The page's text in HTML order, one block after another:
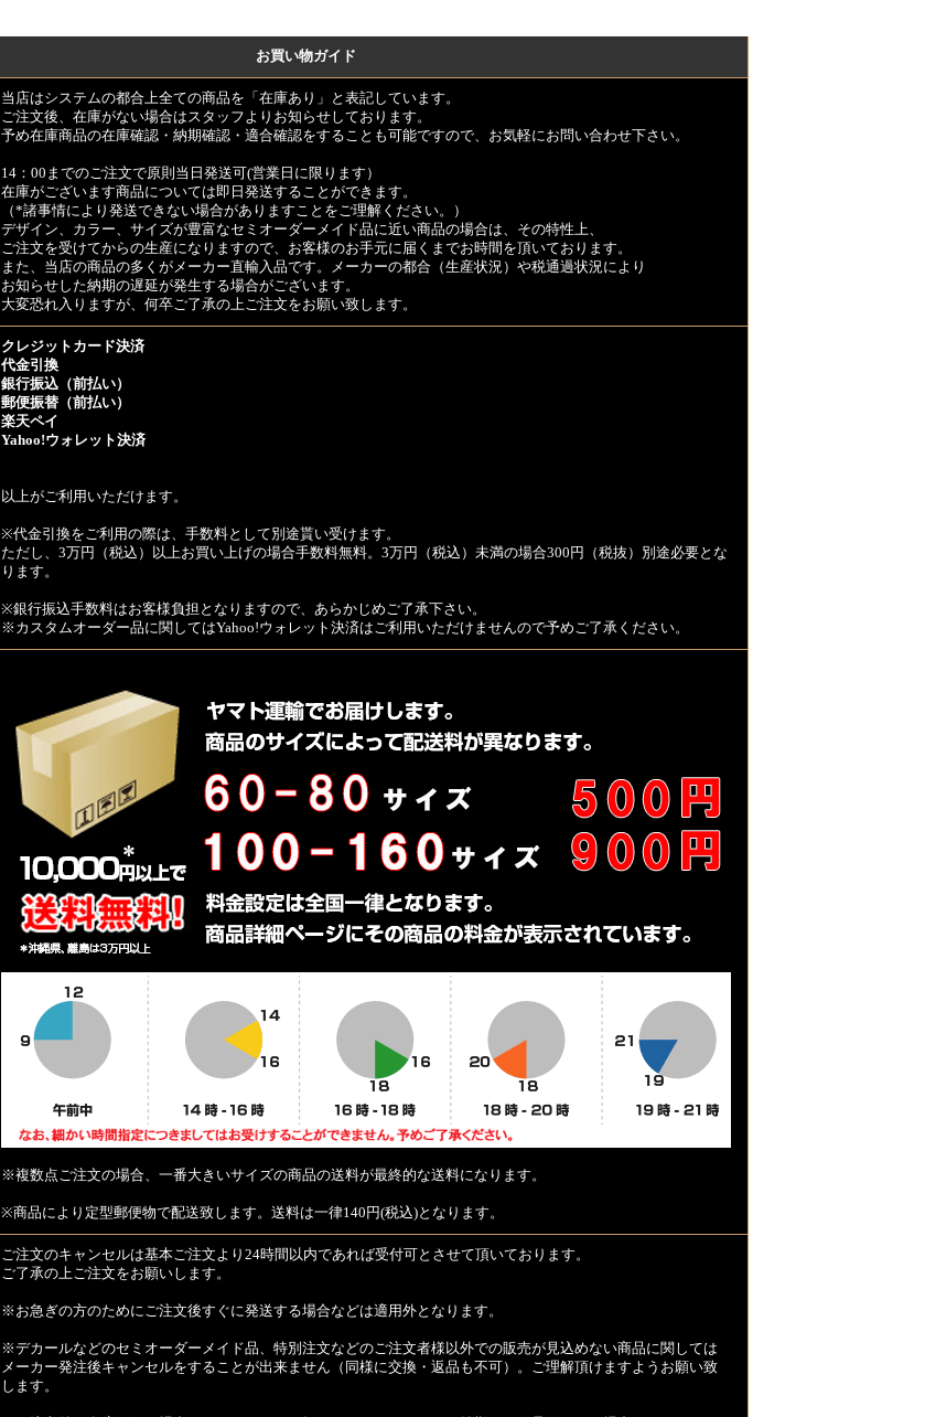
お買い物ガイド
当店はシステムの都合上全ての商品を「在庫あり」と表記しています。
ご注文後、在庫がない場合はスタッフよりお知らせしております。
予め在庫商品の在庫確認・納期確認・適合確認をすることも可能ですので、お気軽にお問い合わせ下さい。
14：00までのご注文で原則当日発送可(営業日に限ります）
在庫がございます商品については即日発送することができます。
（*諸事情により発送できない場合がありますことをご理解ください。）
デザイン、カラー、サイズが豊富なセミオーダーメイド品に近い商品の場合は、その特性上、
ご注文を受けてからの生産になりますので、お客様のお手元に届くまでお時間を頂いております。
また、当店の商品の多くがメーカー直輸入品です。メーカーの都合（生産状況）や税通過状況により
お知らせした納期の遅延が発生する場合がございます。
大変恐れ入りますが、何卒ご了承の上ご注文をお願い致します。
クレジットカード決済
代金引換
銀行振込（前払い）
郵便振替（前払い）
楽天ペイ
Yahoo!ウォレット決済
以上がご利用いただけます。
※代金引換をご利用の際は、手数料として別途貰い受けます。
ただし、3万円（税込）以上お買い上げの場合手数料無料。3万円（税込）未満の場合300円（税抜）別途必要とな
ります。
※銀行振込手数料はお客様負担となりますので、あらかじめご了承下さい。
※カスタムオーダー品に関してはYahoo!ウォレット決済はご利用いただけませんので予めご了承ください。
※複数点ご注文の場合、一番大きいサイズの商品の送料が最終的な送料になります。
※商品により定型郵便物で配送致します。送料は一律140円(税込)となります。
ご注文のキャンセルは基本ご注文より24時間以内であれば受付可とさせて頂いております。
ご了承の上ご注文をお願いします。
※お急ぎの方のためにご注文後すぐに発送する場合などは適用外となります。
※デカールなどのセミオーダーメイド品、特別注文などのご注文者様以外での販売が見込めない商品に関しては
メーカー発注後キャンセルをすることが出来ません（同様に交換・返品も不可）。ご理解頂けますようお願い致
します。